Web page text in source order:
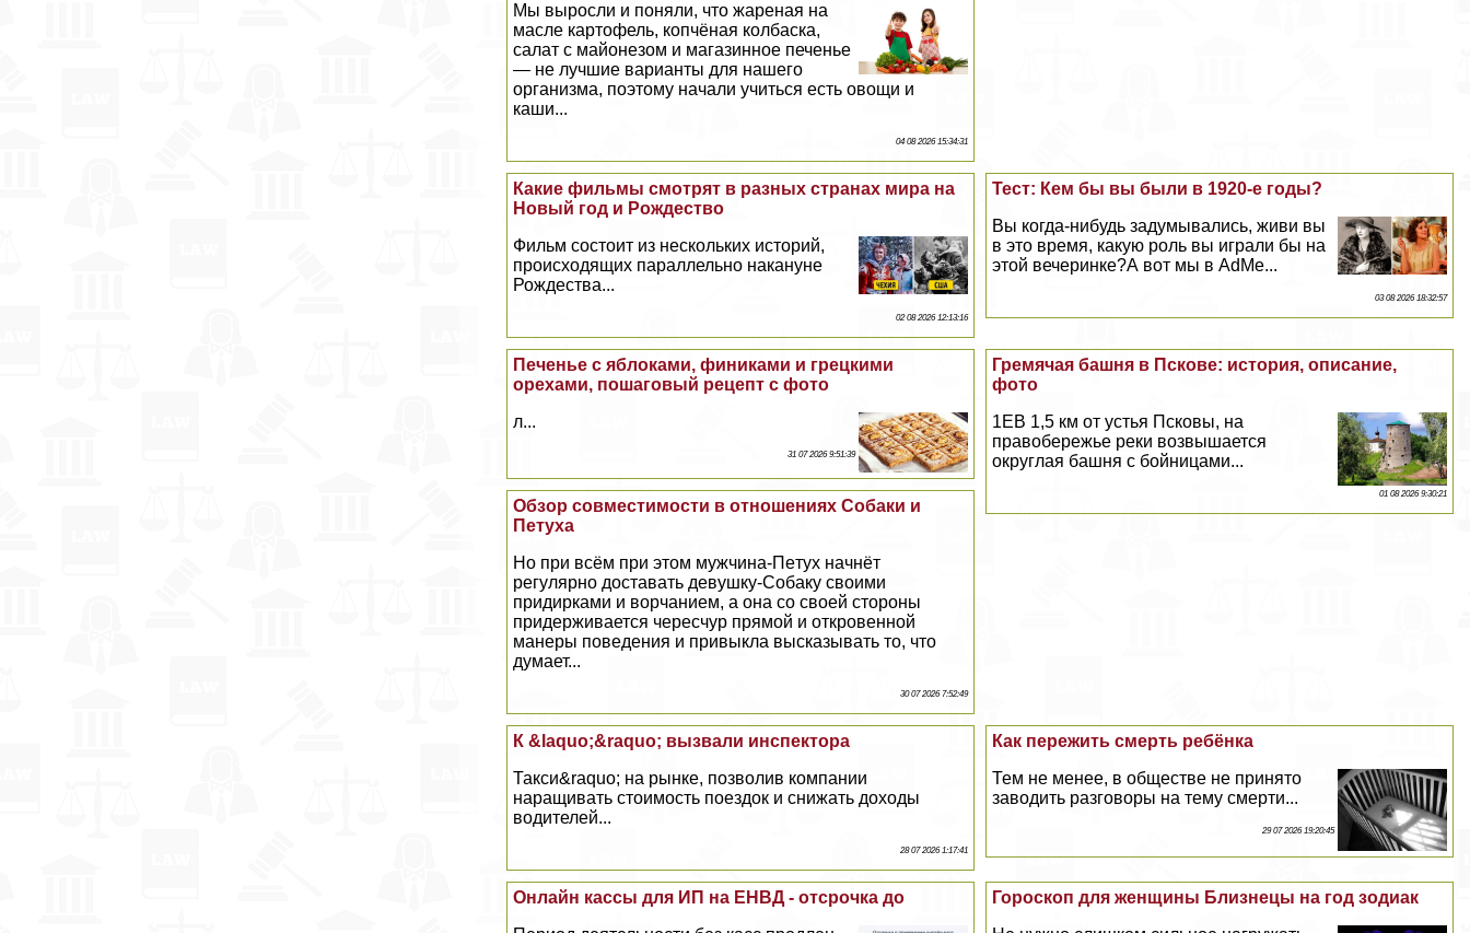
Мы выросли и поняли, что жареная на
масле картофель, копчёная колбаска,
салат с майонезом и магазинное печенье
— не лучшие варианты для нашего
организма, поэтому начали учиться есть овощи и
каши...
04 08 2026 15:34:31
Тест: Кем бы вы были в 1920-е годы?
Вы когда-нибудь задумывались, живи вы
в это время, какую роль вы играли бы на
этой вечеринке?А вот мы в AdMe...
03 08 2026 18:32:57
Какие фильмы смотрят в разных странах мира на
Новый год и Рождество
Фильм состоит из нескольких историй,
происходящих параллельно накануне
Рождества...
02 08 2026 12:13:16
Гремячая башня в Пскове: история, описание,
фото
1EВ 1,5 км от устья Псковы, на
правобережье реки возвышается
округлая башня с бойницами...
01 08 2026 9:30:21
Печенье с яблоками, финиками и грецкими
орехами, пошаговый рецепт с фото
л...
31 07 2026 9:51:39
Обзор совместимости в отношениях Собаки и
Пeтyxа
Но при всём при этом мужчина-Пeтyx начнёт
регулярно доставать дeвyшку-Собаку своими
придирками и ворчанием, а она со своей стороны
придерживается чересчур прямой и откровенной
манеры поведения и привыкла высказывать то, что
думает...
30 07 2026 7:52:49
Как пережить cмepть ребёнка
Тем не менее, в обществе не принято
заводить разговоры на тему cмepти...
29 07 2026 19:20:45
К &laquo;&raquo; вызвали инспектора
Такси&raquo; на рынке, позволив компании
наращивать стоимость поездок и снижать доходы
водителей...
28 07 2026 1:17:41
Гороскоп для женщины Близнецы на год зодиак
Онлайн кассы для ИП на ЕНВД - отсрочка до